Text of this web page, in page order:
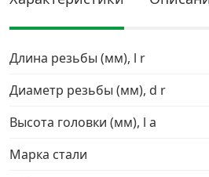
Грузовой крепеж
Кронштейны и крюки
Метрический крепеж
Длина резьбы (мм), l r
Диаметр резьбы (мм), d r
Высота головки (мм), l a
Марка стали